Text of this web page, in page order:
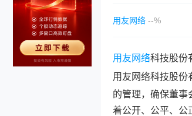
用友网络 --%
用友网络科技股份
用友网络科技股份
的管理，确保董事
着公开、公平、公